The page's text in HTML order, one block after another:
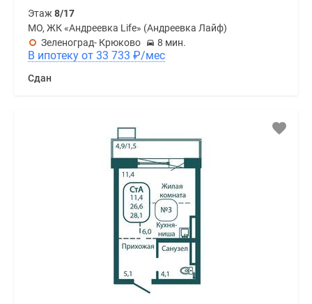
Этаж8/17
МО, ЖК «Андреевка Life» (Андреевка Лайф)
Зеленоград- Крюково
8 мин.
В ипотеку от 33 733 ₽/мес
Сдан